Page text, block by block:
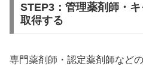
STEP3：管理薬剤師・
取得する
専門薬剤師・認定薬剤師など